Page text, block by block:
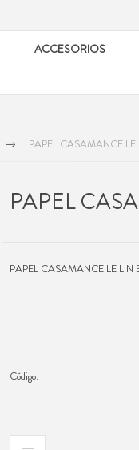
ACCESORIOS
PAPEL CASAMANCE LE
PAPEL
PAPEL CASAMANCE LE LIN
Código: